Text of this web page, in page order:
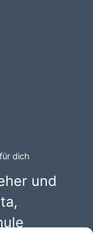
dich
und